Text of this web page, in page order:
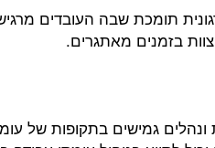
תומכת שבה העובדים
בזמנים מאתגרים.
ונהלים גמישים בתקופות של